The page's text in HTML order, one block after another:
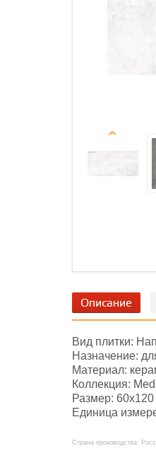
Описание
Вид плитки:
Назначение:
Материал:
Коллекция:
Размер: 60х120
Единица
Страна производства: